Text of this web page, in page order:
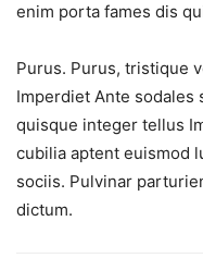
enim porta fames dis
Purus. Purus, tristique
Imperdiet Ante
quisque integer tellus
cubilia aptent euismod
sociis. Pulvinar
dictum.